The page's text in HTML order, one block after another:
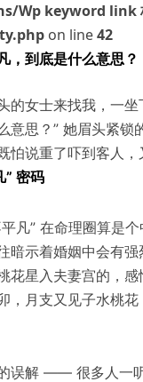
keyword link
on line42
，到底是什么意思？
的女士来找我，一
意思？” 她眉头紧
怕说重了吓到客人，
” 密码
凡” 在命理圈算是
暗示着婚姻中会有
花星入夫妻宫的，
，月支又见子水桃
误解 —— 很多人一